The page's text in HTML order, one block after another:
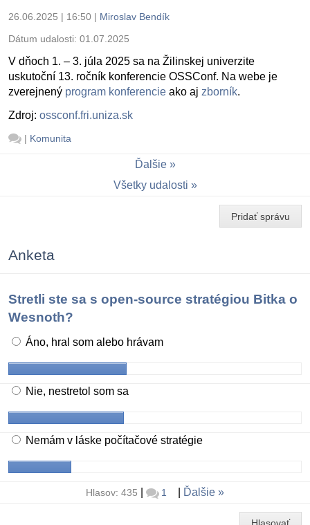
26.06.2025 | 16:50 | Miroslav Bendík
Dátum udalosti: 01.07.2025
V dňoch 1. – 3. júla 2025 sa na Žilinskej univerzite
uskutoční 13. ročník konferencie OSSConf. Na webe je
zverejnený program konferencie ako aj zborník.
Zdroj: ossconf.fri.uniza.sk
| Komunita
Ďalšie
Všetky udalosti
Pridať správu
Anketa
Stretli ste sa s open-source stratégiou Bitka o
Wesnoth?
Áno, hral som alebo hrávam
Nie, nestretol som sa
Nemám v láske počítačové stratégie
Hlasov: 435 1 Ďalšie